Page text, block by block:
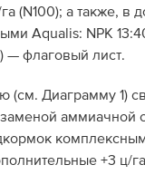
(N100); а также, в
Aqualis: NPK
— флаговый лист.
Диаграмму 1)
аммиачной
+3 ц/